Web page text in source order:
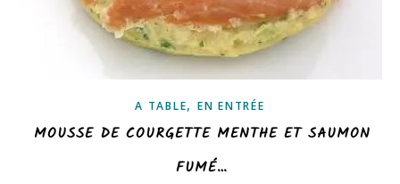
A TABLE,EN ENTRÉE
MOUSSE DE COURGETTE MENTHE ET SAUMON
FUMÉ…